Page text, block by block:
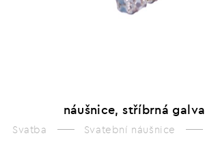
náušnice, stříbrná
Svatba Svatební náušnice